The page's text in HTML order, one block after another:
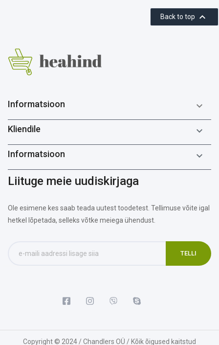
Back to top 
Informatsioon 
Kliendile 
Informatsioon 
Liituge meie uudiskirjaga
Ole esimene kes saab teada uutest toodetest. Tellimuse võite igal
hetkel lõpetada, selleks võtke meiega ühendust.
Copyright © 2024 / Chandlers OÜ / Kõik õigused kaitstud